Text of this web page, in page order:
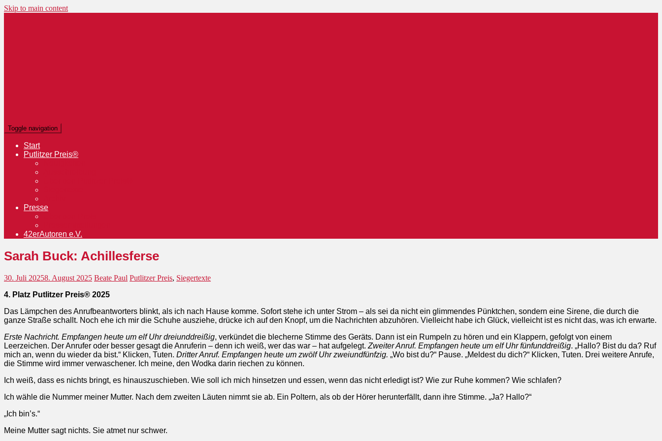
Skip to main content
Toggle navigation
Start
Putlitzer Preis®
Presse
42erAutoren e.V.
Sarah Buck: Achillesferse
30. Juli 20258. August 2025 Beate Paul Putlitzer Preis, Siegertexte
4. Platz Putlitzer Preis® 2025
Das Lämpchen des Anrufbeantworters blinkt, als ich nach Hause komme. Sofort stehe ich unter Strom – als sei da nicht ein glimmendes Pünktchen, sondern eine Sirene, die durch die
ganze Straße schallt. Noch ehe ich mir die Schuhe ausziehe, drücke ich auf den Knopf, um die Nachrichten abzuhören. Vielleicht habe ich Glück, vielleicht ist es nicht das, was ich erwarte.
Erste Nachricht. Empfangen heute um elf Uhr dreiunddreißig, verkündet die blecherne Stimme des Geräts. Dann ist ein Rumpeln zu hören und ein Klappern, gefolgt von einem
Leerzeichen. Der Anrufer oder besser gesagt die Anruferin – denn ich weiß, wer das war – hat aufgelegt.Zweiter Anruf. Empfangen heute um elf Uhr fünfunddreißig. „Hallo? Bist du da? Ruf
mich an, wenn du wieder da bist.“ Klicken, Tuten. Dritter Anruf. Empfangen heute um zwölf Uhr zweiundfünfzig. „Wo bist du?“ Pause. „Meldest du dich?“ Klicken, Tuten. Drei weitere Anrufe,
die Stimme wird immer verwaschener. Ich meine, den Wodka darin riechen zu können.
Ich weiß, dass es nichts bringt, es hinauszuschieben. Wie soll ich mich hinsetzen und essen, wenn das nicht erledigt ist? Wie zur Ruhe kommen? Wie schlafen?
Ich wähle die Nummer meiner Mutter. Nach dem zweiten Läuten nimmt sie ab. Ein Poltern, als ob der Hörer herunterfällt, dann ihre Stimme. „Ja? Hallo?“
„Ich bin’s.“
Meine Mutter sagt nichts. Sie atmet nur schwer.